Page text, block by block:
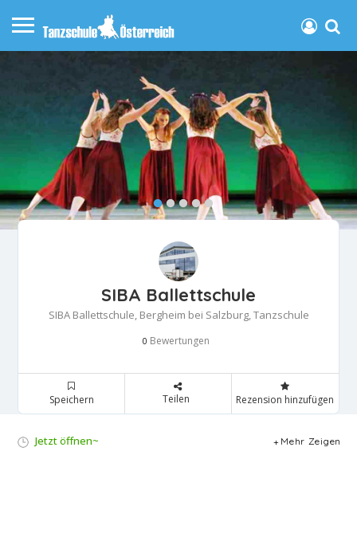
SIBA Ballettschule
SIBA Ballettschule, Bergheim bei Salzburg, Tanzschule
0 Bewertungen
Speichern Teilen Rezension hinzufügen
Jetzt öffnen~ Mehr Zeigen